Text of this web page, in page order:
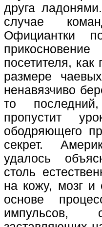
друга
случае
Официантки
посетителя, как
размере
ненавязчиво
то
пропустит
ободряющего
секрет.
удалось
столь
на кожу, мозг
основе
импульсов,